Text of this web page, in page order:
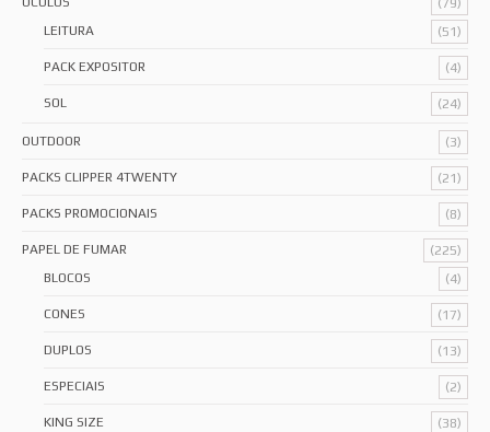
(79)
LEITURA
(51)
PACK EXPOSITOR (4)
SOL (24)
OUTDOOR (3)
PACKS CLIPPER 4TWENTY (21)
PACKS PROMOCIONAIS (8)
PAPEL DE FUMAR
(225)
BLOCOS
(4)
CONES (17)
DUPLOS (13)
ESPECIAIS (2)
KING SIZE (38)